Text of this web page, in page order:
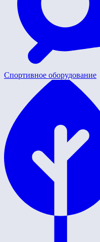
Спортивное оборудование